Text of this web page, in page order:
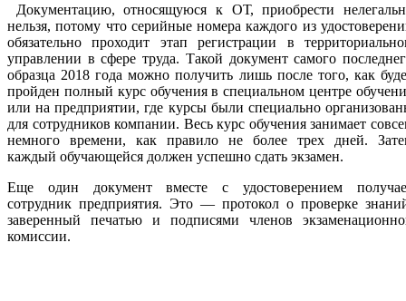
Документацию, относящуюся к ОТ, приобрести
нельзя, потому что серийные номера каждого из
обязательно проходит этап регистрации в
управлении в сфере труда. Такой документ самого
образца 2018 года можно получить лишь после того, как
пройден полный курс обучения в специальном центре
или на предприятии, где курсы были специально
для сотрудников компании. Весь курс обучения занимает
немного времени, как правило не более трех дней.
каждый обучающейся должен успешно сдать экзамен.
Еще один документ вместе с удостоверением
сотрудник предприятия. Это — протокол о проверке
заверенный печатью и подписями членов
комиссии.